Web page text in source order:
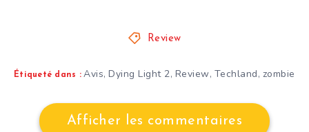
Review
Étiqueté dans : Avis,Dying Light 2, Review, Techland, zombie
Afficher les commentaires